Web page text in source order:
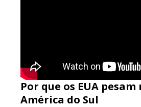
Por que os EUA
América do Sul